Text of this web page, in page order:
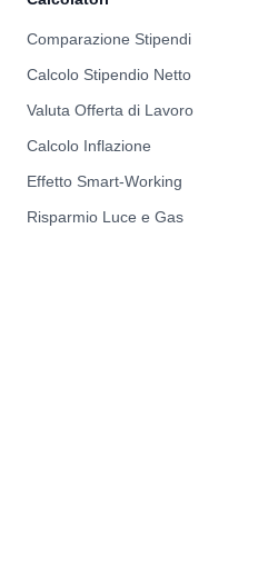
Comparazione Stipendi
Calcolo Stipendio Netto
Valuta Offerta di Lavoro
Calcolo Inflazione
Effetto Smart-Working
Risparmio Luce e Gas